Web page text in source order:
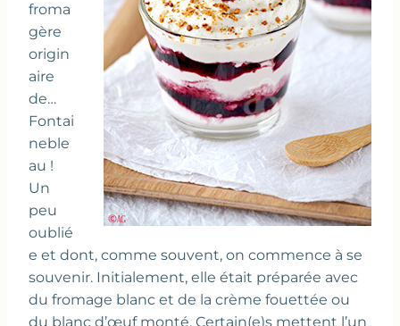
froma
gère
origin
aire
de…
Fontai
neble
au !
Un
peu
oublié
e et dont, comme souvent, on commence à se
souvenir. Initialement, elle était préparée avec
du fromage blanc et de la crème fouettée ou
du blanc d’œuf monté. Certain(e)s mettent l’un